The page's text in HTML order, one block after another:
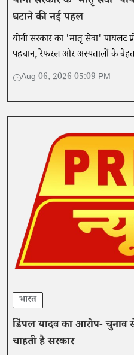
घटाने की नई पहल
योगी सरकार का 'मातृ सेवा' पायलट
पहचान, रेफरल और अस्पतालों के
के लिए उदाहरण बनकर उभरा है।
Aug 06, 2026 05:09 PM
भारत
डिंपल यादव का आरोप-
चाहती है सरकार